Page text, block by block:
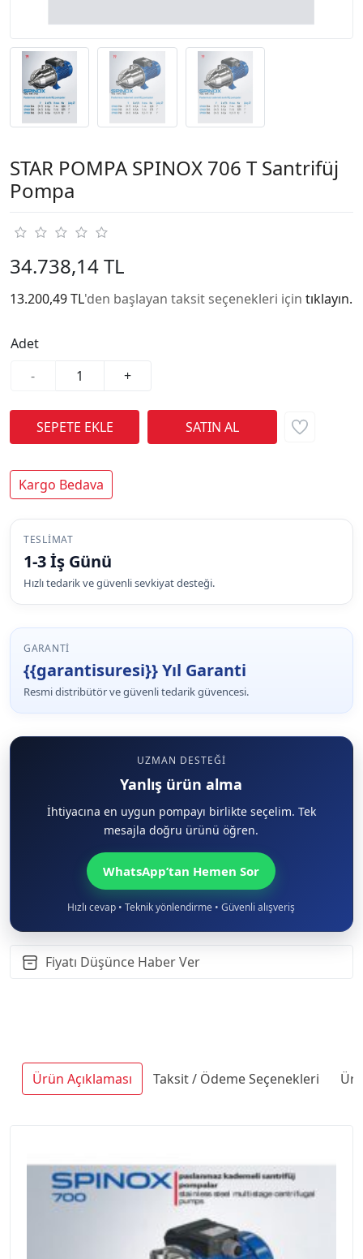
STAR POMPA SPINOX 706 T Santrifüj
Pompa
34.738,14 TL
13.200,49 TL'den başlayan taksit seçenekleri için tıklayın.
Adet
-
+
Kargo Bedava
TESLIMAT
1-3 İş Günü
Hızlı tedarik ve güvenli sevkiyat desteği.
GARANTI
{{garantisuresi}} Yıl Garanti
Resmi distribütör ve güvenli tedarik güvencesi.
UZMAN DESTEĞI
Yanlış ürün alma
İhtiyacına en uygun pompayı birlikte seçelim. Tek
mesajla doğru ürünü öğren.
WhatsApp’tan Hemen Sor
Hızlı cevap • Teknik yönlendirme • Güvenli alışveriş
Fiyatı Düşünce Haber Ver
Ürün Açıklaması Taksit / Ödeme Seçenekleri